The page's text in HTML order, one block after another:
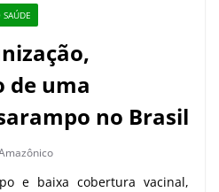
de uma
no Brasil
e baixa cobertura vacinal,